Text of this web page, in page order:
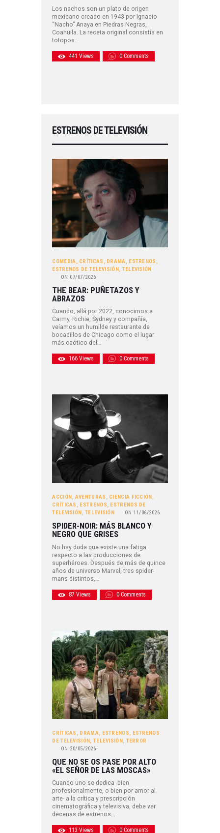
Los nachos son un plato de origen
mexicano creado en 1943 por Ignacio
“Nacho” Anaya en Piedras Negras,
Coahuila. La receta original consistía en
totopos…
441 Views 0 Comments
ESTRENOS DE TELEVISIÓN
COMEDIA, CRÍTICAS , DRAMA, ESTRENOS ,
ESTRENOS DE TELEVISIÓN, TELEVISIÓN
ON 07/07/2026
THE BEAR: PUÑETAZOS Y
ABRAZOS
Cuando, allá por 2022, conocimos a
Carmy, Richie, Sydney y compañía,
veíamos un humilde restaurante de
bocadillos de Chicago como el lugar
más caótico del…
166 Views 0 Comments
ACCIÓN , AVENTURAS , CIENCIA FICCIÓN ,
CRÍTICAS , ESTRENOS, ESTRENOS DE
TELEVISIÓN , TELEVISIÓN ON 11/06/2026
SPIDER-NOIR: MÁS BLANCO Y
NEGRO QUE GRISES
No hay duda que existe una fatiga
respecto a las producciones de
superhéroes. Después de más de quince
años de universo Marvel, tres spider-
mans distintos,…
87 Views 0 Comments
CRÍTICAS , DRAMA, ESTRENOS, ESTRENOS
DE TELEVISIÓN, TELEVISIÓN, TERROR
ON 20/05/2026
QUE NO SE OS PASE POR ALTO
«EL SEÑOR DE LAS MOSCAS»
Cuando uno se dedica -bien
profesionalmente, o bien por amor al
arte- a la crítica y prescripción
cinematográfica y televisiva, debe ver
decenas de estrenos…
113 Views 0 Comments